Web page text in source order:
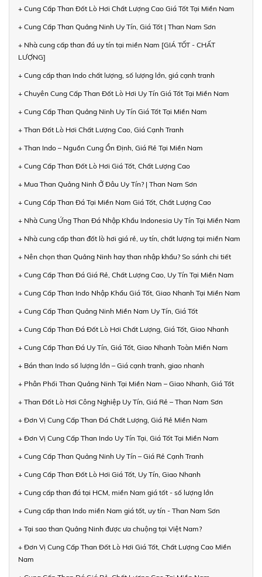
+ Cung Cấp Than Đốt Lò Hơi Chất Lượng Cao Giá Tốt Tại Miền Nam
+ Cung Cấp Than Quảng Ninh Uy Tín, Giá Tốt | Than Nam Sơn
+ Nhà cung cấp than đá uy tín tại miền Nam [GIÁ TỐT - CHẤT
LƯỢNG]
+ Cung cấp than Indo chất lượng, số lượng lớn, giá cạnh tranh
+ Chuyên Cung Cấp Than Đốt Lò Hơi Uy Tín Giá Tốt Tại Miền Nam
+ Cung Cấp Than Quảng Ninh Uy Tín Giá Tốt Tại Miền Nam
+ Than Đốt Lò Hơi Chất Lượng Cao, Giá Cạnh Tranh
+ Than Indo – Nguồn Cung Ổn Định, Giá Rẻ Tại Miền Nam
+ Cung Cấp Than Đốt Lò Hơi Giá Tốt, Chất Lượng Cao
+ Mua Than Quảng Ninh Ở Đâu Uy Tín? | Than Nam Sơn
+ Cung Cấp Than Đá Tại Miền Nam Giá Tốt, Chất Lượng Cao
+ Nhà Cung Ứng Than Đá Nhập Khẩu Indonesia Uy Tín Tại Miền Nam
+ Nhà cung cấp than đốt lò hơi giá rẻ, uy tín, chất lượng tại miền Nam
+ Nên chọn than Quảng Ninh hay than nhập khẩu? So sánh chi tiết
+ Cung Cấp Than Đá Giá Rẻ, Chất Lượng Cao, Uy Tín Tại Miền Nam
+ Cung Cấp Than Indo Nhập Khẩu Giá Tốt, Giao Nhanh Tại Miền Nam
+ Cung Cấp Than Quảng Ninh Miền Nam Uy Tín, Giá Tốt
+ Cung Cấp Than Đá Đốt Lò Hơi Chất Lượng, Giá Tốt, Giao Nhanh
+ Cung Cấp Than Đá Uy Tín, Giá Tốt, Giao Nhanh Toàn Miền Nam
+ Bán than Indo số lượng lớn – Giá cạnh tranh, giao nhanh
+ Phân Phối Than Quảng Ninh Tại Miền Nam – Giao Nhanh, Giá Tốt
+ Than Đốt Lò Hơi Công Nghiệp Uy Tín, Giá Rẻ – Than Nam Sơn
+ Đơn Vị Cung Cấp Than Đá Chất Lượng, Giá Rẻ Miền Nam
+ Đơn Vị Cung Cấp Than Indo Uy Tín Tại, Giá Tốt Tại Miền Nam
+ Cung Cấp Than Quảng Ninh Uy Tín – Giá Rẻ Cạnh Tranh
+ Cung Cấp Than Đốt Lò Hơi Giá Tốt, Uy Tín, Giao Nhanh
+ Cung cấp than đá tại HCM, miền Nam giá tốt - số lượng lớn
+ Cung cấp than Indo miền Nam giá tốt, uy tín - Than Nam Sơn
+ Tại sao than Quảng Ninh được ưa chuộng tại Việt Nam?
+ Đơn Vị Cung Cấp Than Đốt Lò Hơi Giá Tốt, Chất Lượng Cao Miền
Nam